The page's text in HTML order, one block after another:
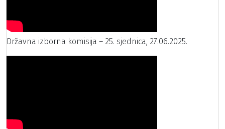
Državna izborna komisija – 25. sjednica, 27.06.2025.